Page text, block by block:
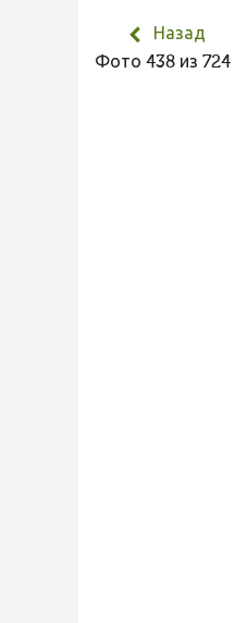
Назад
Фото 438 из 724